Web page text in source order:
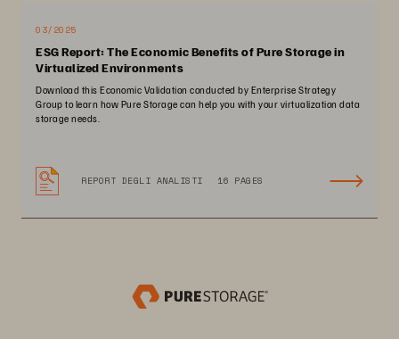
03/2025
ESG Report: The Economic Benefits of Pure Storage in
Virtualized Environments
Download this Economic Validation conducted by Enterprise Strategy
Group to learn how Pure Storage can help you with your virtualization data
storage needs.
REPORT DEGLI ANALISTI 16 PAGES